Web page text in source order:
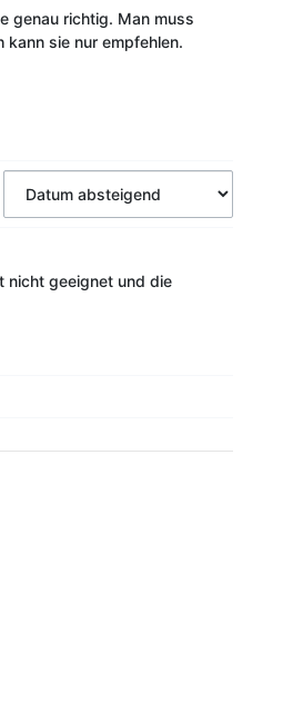
genau richtig. Man muss
sie nur empfehlen.
nicht geeignet und die